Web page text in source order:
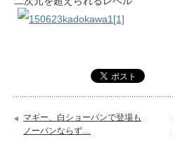
マギー、白ショーパンで登場も
ノーバンならず…